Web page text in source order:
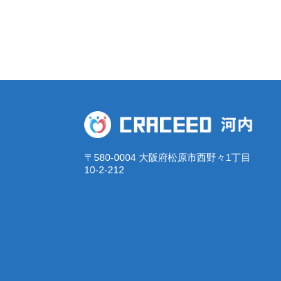
〒580-0004 大阪府松原市西野々1丁目
10-2-212